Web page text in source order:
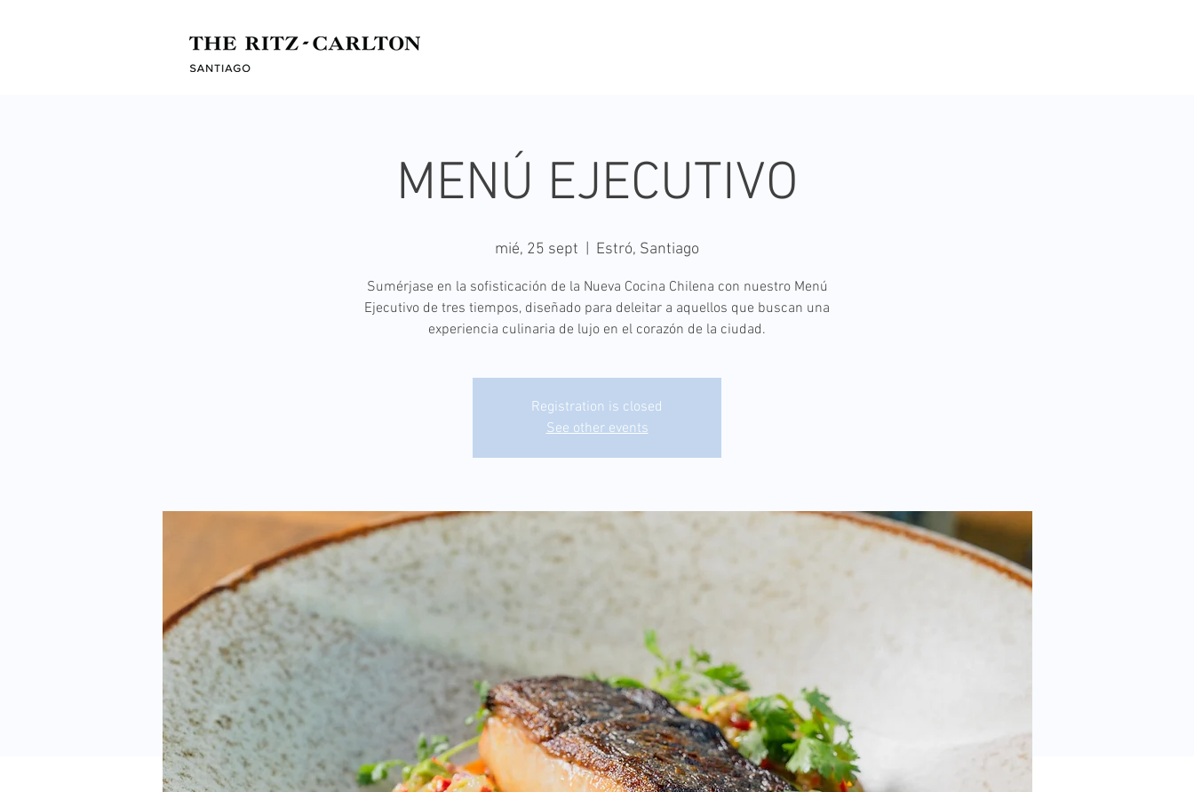
MENÚ EJECUTIVO
mié, 25 sept Estró, Santiago
Sumérjase en la sofisticación de la Nueva Cocina Chilena con nuestro Menú
Ejecutivo de tres tiempos, diseñado para deleitar a aquellos que buscan una
experiencia culinaria de lujo en el corazón de la ciudad.
Registration is closed
See other events